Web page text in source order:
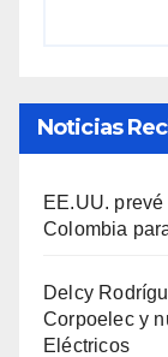
Noticias
EE.UU.
Colombia
Delcy
Corpoelec y
Eléctricos